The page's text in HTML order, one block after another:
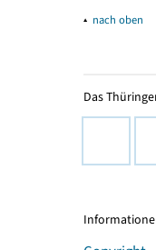
▴ nach oben
Das